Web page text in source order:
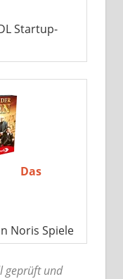
Startup-
Das
Noris Spiele
geprüft und